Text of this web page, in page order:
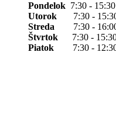
Pondelok 7:30 - 15:30
Utorok 7:30 - 15:30
Streda 7:30 -
Štvrtok 7:30 -
Piatok 7:30 -